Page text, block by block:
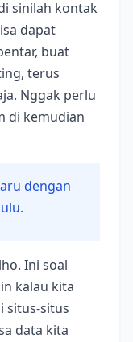
sinilah kontak
dapat
buat
terus
Nggak perlu
di kemudian
dengan
Ini soal
kalau kita
situs-situs
data kita